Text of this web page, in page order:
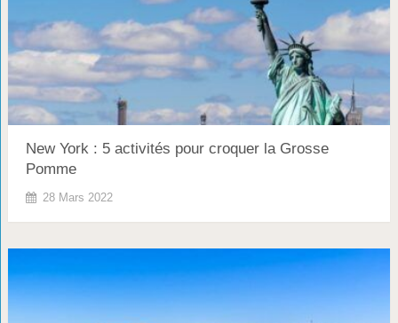
New York : 5 activités pour croquer la Grosse
Pomme
28 Mars 2022